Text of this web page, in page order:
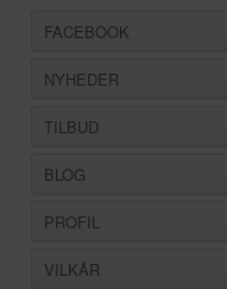
FACEBOOK
NYHEDER
TILBUD
BLOG
PROFIL
VILKÅR